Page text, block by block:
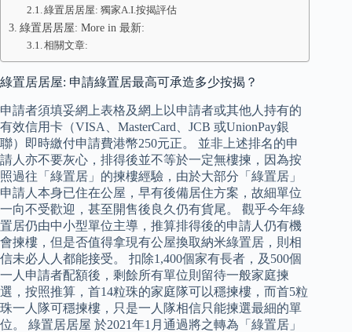
綠置居居屋: 獨家A.I.按揭評估
綠置居居屋: More in 最新:
相關文章:
綠置居居屋: 申請綠置居最高可承造多少按揭？
申請者須填妥網上表格及網上以申請者或其他人持有的
有效信用卡（VISA、MasterCard、JCB 或UnionPay銀
聯）即時繳付申請費港幣250元正。 並非上述排名的申
請人亦不要灰心，排得後並不等於一定無樓揀，因為按
照過往「綠置居」的揀樓經驗，由於大部分「綠置居」
申請人本身已住在公屋，早有後備居住方案，故細單位
一向不受歡迎，甚至開售後良久仍有貨尾。 觀乎今年綠
置居仍由中小型單位主導，推算排得後的申請人仍有機
會揀樓，但是否值得拿現有公屋換取納米綠置居，則相
信未必人人都能接受。 扣除1,400個家有長者，及500個
一人申請者配額後，剩餘所有單位則留待一般家庭揀
選，按照推算，首14粒珠的家庭隊可以穩揀樓，而首5粒
珠一人隊可穩揀樓，只是一人隊相信只能揀選最細的單
位。 綠置居居屋 於2021年1月通過將之轉為「綠置居」